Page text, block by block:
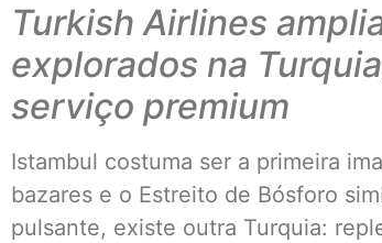
Turkish Airlines
explorados na
serviço premium
Istambul costuma ser a primeira
bazares e o Estreito de Bósforo
pulsante, existe outra Turquia: